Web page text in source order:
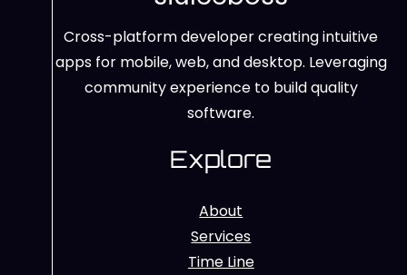
Cross-platform developer creating intuitive
apps for mobile, web, and desktop. Leveraging
community experience to build quality
software.
Explore
About
Services
Time Line